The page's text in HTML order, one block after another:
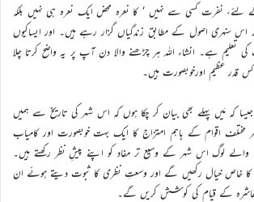
نفرت کسی سے نہیں ‘ کا نعرہ محض ایک نعرہ ہی نہیں بلکہ
سنہری اصول کے مطابق زندگیاں گزار رہے ہیں۔ اور ایساکیوں
تعلیم ہے۔ انشاء اللہ ہر چڑھنے والا دن آپ پر یہ واضح کرتا چلا
قدر عظیم اورخوبصورت ہیں۔
جیسا کہ مَیں پہلے بھی بیان کر چکا ہوں کہ اس شہر کی تاریخ سے ہمیں
مختلف اقوام کے باہم امتزاج کا ایک بہت خوبصورت اور کامیاب
والے لوگ اس شہر کے وسیع تر مفاد کو اپنے پیشِ نظر رکھتے ہیں۔
کا خاص خیال رکھیں گے اور وسعتِ نظری کا ثبوت دیتے ہوئے ان
معاشرہ کے قیام کی کوشش کریں گے۔